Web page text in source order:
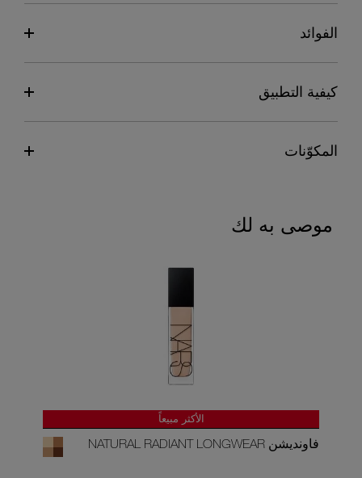
الفوائد
كيفية التطبيق
المكوّنات
موصى به لك
الأكثر مبيعاً
فاونديشن NATURAL RADIANT LONGWEAR